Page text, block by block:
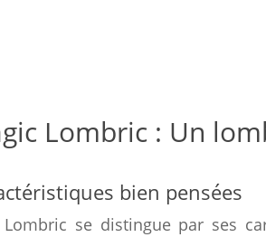
Lombric : Un
bien pensées
Lombric se distingue par ses